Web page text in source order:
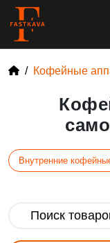
Кофейные
Внутренние